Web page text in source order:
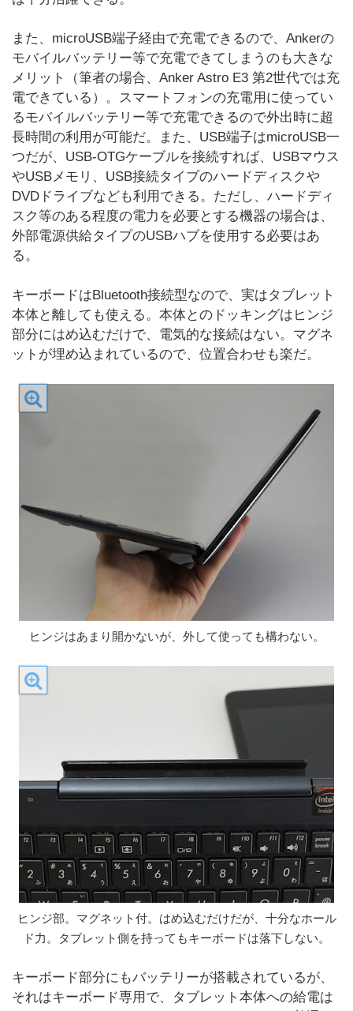
また、microUSB端子経由で充電できるので、Ankerの
モバイルバッテリー等で充電できてしまうのも大きな
メリット（筆者の場合、Anker Astro E3 第2世代では充
電できている）。スマートフォンの充電用に使ってい
るモバイルバッテリー等で充電できるので外出時に超
長時間の利用が可能だ。また、USB端子はmicroUSB一
つだが、USB-OTGケーブルを接続すれば、USBマウス
やUSBメモリ、USB接続タイプのハードディスクや
DVDドライブなども利用できる。ただし、ハードディ
スク等のある程度の電力を必要とする機器の場合は、
外部電源供給タイプのUSBハブを使用する必要はあ
る。
キーボードはBluetooth接続型なので、実はタブレット
本体と離しても使える。本体とのドッキングはヒンジ
部分にはめ込むだけで、電気的な接続はない。マグネ
ットが埋め込まれているので、位置合わせも楽だ。
ヒンジはあまり開かないが、外して使っても構わない。
ヒンジ部。マグネット付。はめ込むだけだが、十分なホール
ド力。タブレット側を持ってもキーボードは落下しない。
キーボード部分にもバッテリーが搭載されているが、
それはキーボード専用で、タブレット本体への給電は